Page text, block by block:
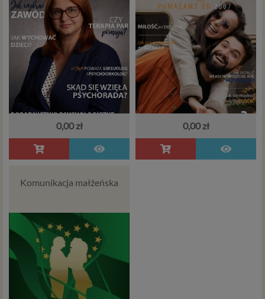
0,00 zł 0,00 zł
Komunikacja małżeńska